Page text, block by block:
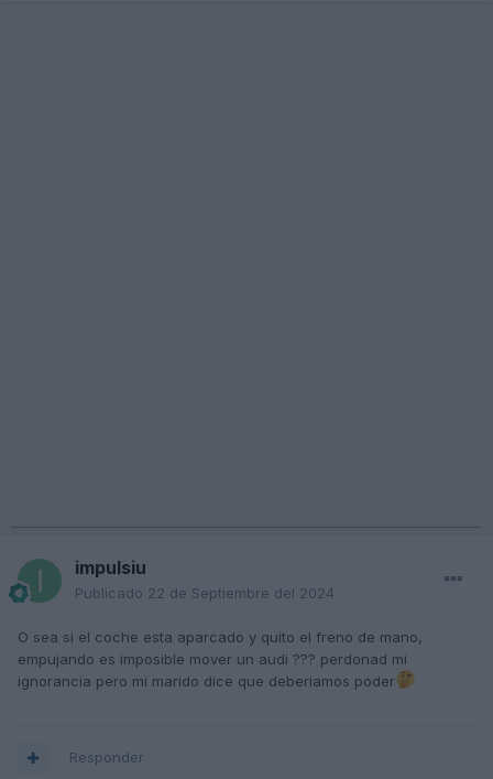
impulsiu
Publicado 22 de Septiembre del 2024
O sea si el coche esta aparcado y quito el freno de mano,
empujando es imposible mover un audi ??? perdonad mi
ignorancia pero mi marido dice que deberiamos poder
Responder